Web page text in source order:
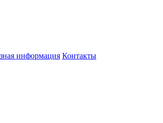
информация Контакты